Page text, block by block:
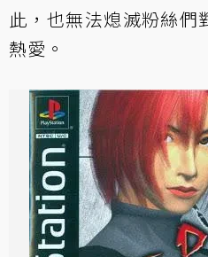
此，也無法熄滅粉絲們
熱愛。